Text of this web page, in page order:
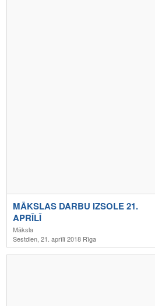
MĀKSLAS DARBU IZSOLE 21.
APRĪLĪ
Māksla
Sestdien, 21. aprīlī 2018 Rīga